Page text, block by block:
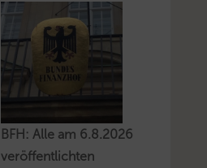
BFH: Alle am 6.8.2026
veröffentlichten